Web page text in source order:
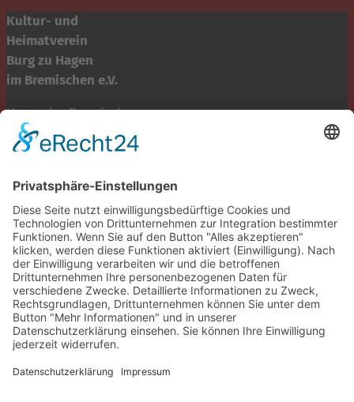
Kultur- und
Heimatverein
Burg zu Hagen
im Bremischen e.V.
Hagen im Bremischen
Burgallee 1
Telefon 04746-6043
Öffnungszeiten:
Mo. und Di. geschlossen
Mi., Do., Fr. 9:00-12:00 Uhr
Fr., Sa., So. 13:00-17:00 Uhr
Tickets reservieren
tickets@burg-zu-hagen.de